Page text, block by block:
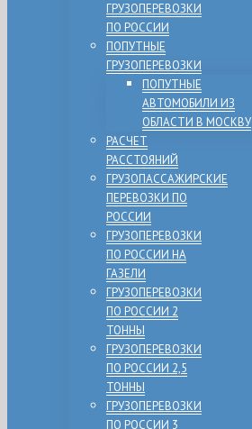
ГРУЗОПЕРЕВОЗКИ
ПО РОССИИ
ПОПУТНЫЕ
ГРУЗОПЕРЕВОЗКИ
ПОПУТНЫЕ
АВТОМОБИЛИ ИЗ
ОБЛАСТИ В МОСКВУ
РАСЧЕТ
РАССТОЯНИЙ
ГРУЗОПАССАЖИРСКИЕ
ПЕРЕВОЗКИ ПО
РОССИИ
ГРУЗОПЕРЕВОЗКИ
ПО РОССИИ НА
ГАЗЕЛИ
ГРУЗОПЕРЕВОЗКИ
ПО РОССИИ 2
ТОННЫ
ГРУЗОПЕРЕВОЗКИ
ПО РОССИИ 2,5
ТОННЫ
ГРУЗОПЕРЕВОЗКИ
ПО РОССИИ 3